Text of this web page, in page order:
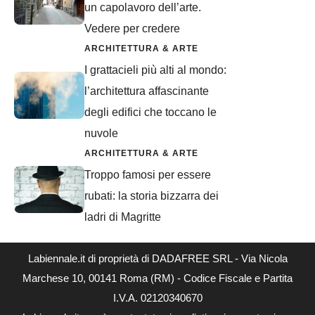
un capolavoro dell’arte.
Vedere per credere
ARCHITETTURA & ARTE
I grattacieli più alti al mondo:
l’architettura affascinante
degli edifici che toccano le
nuvole
ARCHITETTURA & ARTE
Troppo famosi per essere
rubati: la storia bizzarra dei
ladri di Magritte
Labiennale.it di proprietà di DADAFREE SRL - Via Nicola
Marchese 10, 00141 Roma (RM) - Codice Fiscale e Partita
I.V.A. 02120340670